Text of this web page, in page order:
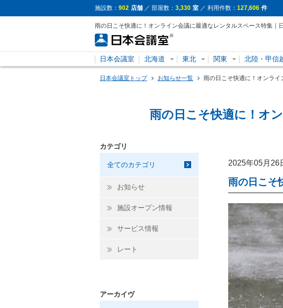
施設数： 902 店舗 ／ 部屋数： 3,330 室 ／ 利用件数： 127,606 件
雨の日こそ快適に！オンライン会議に最適なレンタルスペース特集｜
日本会議室 北海道 東北 関東 北陸・甲信
日本会議室トップ お知らせ一覧 雨の日こそ快適に！オンラ
雨の日こそ快適に！オ
カテゴリ
全てのカテゴリ
お知らせ
施設オープン情報
サービス情報
レート
アーカイヴ
2025年05月26
雨の日こそ